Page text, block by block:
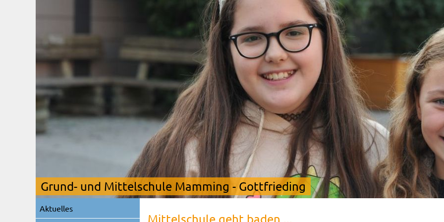
Grund- und Mittelschule Mamming - Gottfrieding
Mittelschule geht baden ...
Navigation
überspringen
Aktuelles